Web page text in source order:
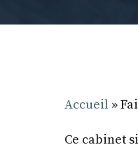
Accueil »
Ce cabinet